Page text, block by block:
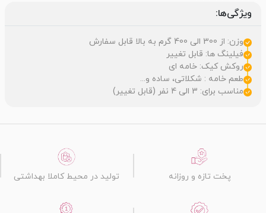
ویژگی‌ها:
وزن: از 300 الی 400 گرم به بالا قابل سفارش
فیلینگ ها: قابل تغییر
روکش کیک: خامه ای
طعم خامه : شکلاتی، ساده و...
مناسب برای: 3 الی 4 نفر (قابل تغییر)
پخت تازه و روزانه تولید در محیط کاملا بهداشتی